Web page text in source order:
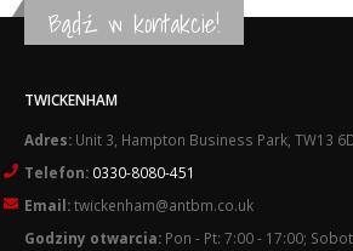
Bądź w kontakcie!
TWICKENHAM
Adres: Unit 3, Hampton Business Park, TW13
Telefon: 0330-8080-451
Email:twickenham@antbm.co.uk
Godziny otwarcia: Pon - Pt: 7:00 - 17:00;